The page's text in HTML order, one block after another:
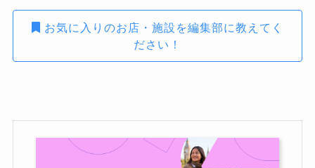
お気に入りのお店・施設を編集部に教えてく
ださい！